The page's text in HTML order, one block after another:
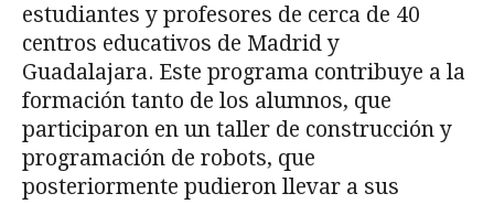
estudiantes y profesores de cerca de 40
centros educativos de Madrid y
Guadalajara. Este programa contribuye a la
formación tanto de los alumnos, que
participaron en un taller de construcción y
programación de robots, que
posteriormente pudieron llevar a sus